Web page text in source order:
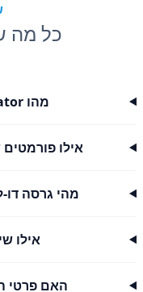
כל מה
מהו OpenL Doc Translator?
אילו
מהי גרסה
אילו
האם פרטי